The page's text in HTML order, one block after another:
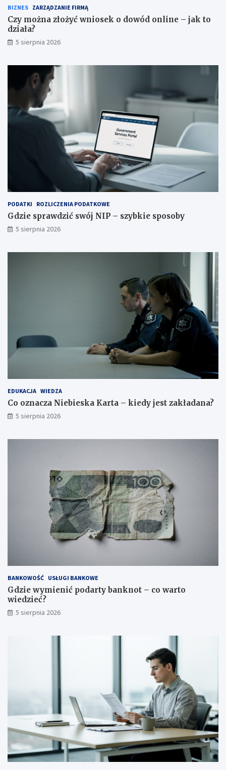
BIZNES ZARZĄDZANIE FIRMĄ
Czy można złożyć wniosek o dowód online – jak to
działa?
5 sierpnia 2026
PODATKI ROZLICZENIA PODATKOWE
Gdzie sprawdzić swój NIP – szybkie sposoby
5 sierpnia 2026
EDUKACJA WIEDZA
Co oznacza Niebieska Karta – kiedy jest zakładana?
5 sierpnia 2026
BANKOWOŚĆ USŁUGI BANKOWE
Gdzie wymienić podarty banknot – co warto
wiedzieć?
5 sierpnia 2026